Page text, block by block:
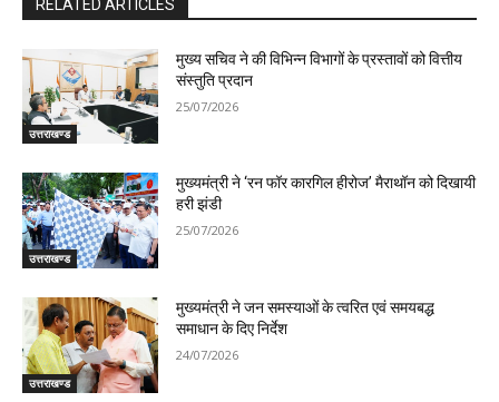
RELATED ARTICLES
उत्तराखण्ड
मुख्य सचिव ने की विभिन्न विभागों के प्रस्तावों को वित्तीय
संस्तुति प्रदान
25/07/2026
उत्तराखण्ड
मुख्यमंत्री ने ‘रन फॉर कारगिल हीरोज’ मैराथॉन को दिखायी
हरी झंडी
25/07/2026
उत्तराखण्ड
मुख्यमंत्री ने जन समस्याओं के त्वरित एवं समयबद्ध
समाधान के दिए निर्देश
24/07/2026